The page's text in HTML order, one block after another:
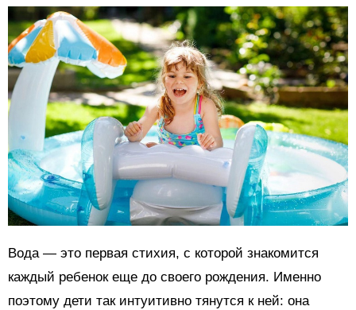
Вода — это первая стихия, с которой знакомится
каждый ребенок еще до своего рождения. Именно
поэтому дети так интуитивно тянутся к ней: она